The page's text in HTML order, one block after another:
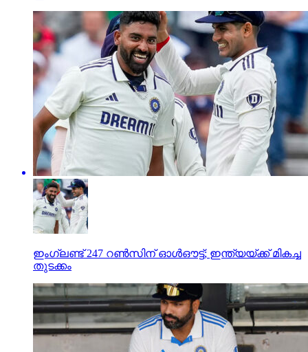
ഇംഗ്ലണ്ട് 247 റണ്‍സിന് ഓള്‍ഔട്ട്; ഇന്ത്യയ്ക്ക് മികച്ച
തുടക്കം